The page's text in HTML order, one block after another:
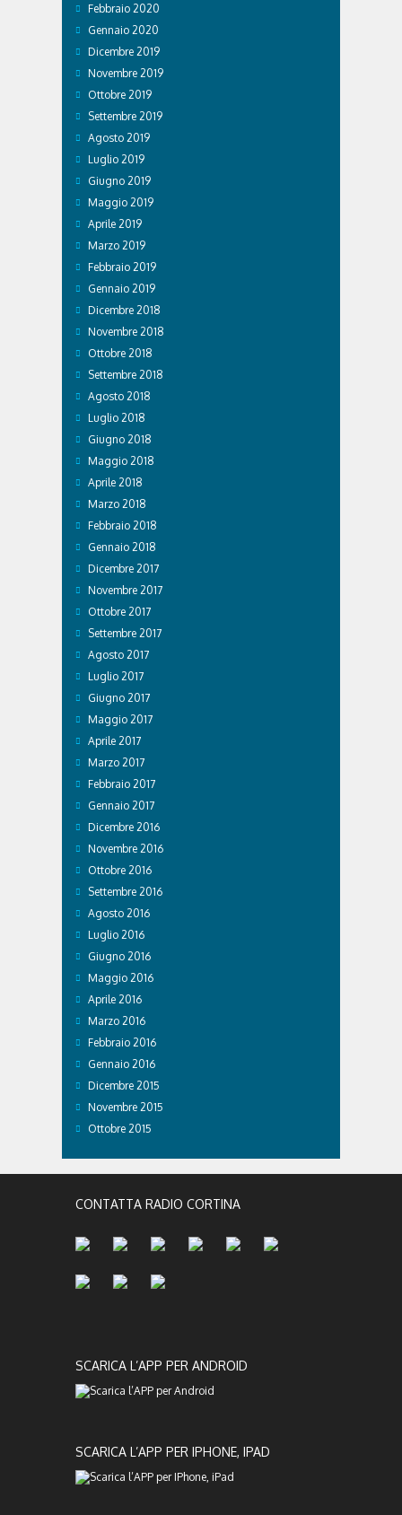
Febbraio 2020
Gennaio 2020
Dicembre 2019
Novembre 2019
Ottobre 2019
Settembre 2019
Agosto 2019
Luglio 2019
Giugno 2019
Maggio 2019
Aprile 2019
Marzo 2019
Febbraio 2019
Gennaio 2019
Dicembre 2018
Novembre 2018
Ottobre 2018
Settembre 2018
Agosto 2018
Luglio 2018
Giugno 2018
Maggio 2018
Aprile 2018
Marzo 2018
Febbraio 2018
Gennaio 2018
Dicembre 2017
Novembre 2017
Ottobre 2017
Settembre 2017
Agosto 2017
Luglio 2017
Giugno 2017
Maggio 2017
Aprile 2017
Marzo 2017
Febbraio 2017
Gennaio 2017
Dicembre 2016
Novembre 2016
Ottobre 2016
Settembre 2016
Agosto 2016
Luglio 2016
Giugno 2016
Maggio 2016
Aprile 2016
Marzo 2016
Febbraio 2016
Gennaio 2016
Dicembre 2015
Novembre 2015
Ottobre 2015
CONTATTA RADIO CORTINA
SCARICA L’APP PER ANDROID
SCARICA L’APP PER IPHONE, IPAD